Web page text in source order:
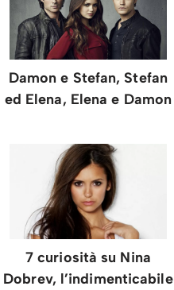
Damon e Stefan, Stefan
ed Elena, Elena e Damon
7 curiosità su Nina
Dobrev, l’indimenticabile